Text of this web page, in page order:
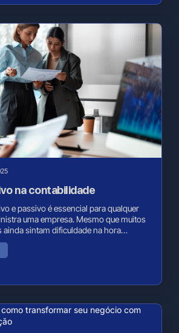
na contabilidade
e passivo é essencial para qualquer
uma empresa. Mesmo que muitos
ainda sintam dificuldade na hora…